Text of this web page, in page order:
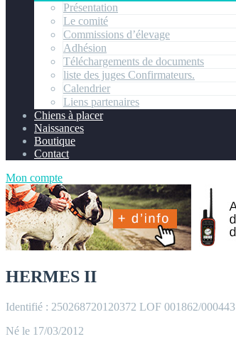
Présentation
Le comité
Commissions d’élevage
Adhésion
Téléchargements de documents
liste des juges Confirmateurs.
Calendrier
Liens partenaires
Chiens à placer
Naissances
Boutique
Contact
Mon compte
HERMES II
Identifié : 250268720120372 LOF 001862/000443
Né le 17/03/2012